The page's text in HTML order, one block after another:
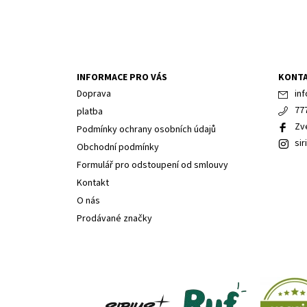
INFORMACE PRO VÁS
Doprava
platba
Podmínky ochrany osobních údajů
Obchodní podmínky
Formulář pro odstoupení od smlouvy
Kontakt
O nás
Prodávané značky